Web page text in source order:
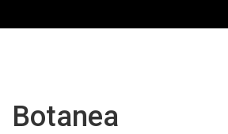
Botanea